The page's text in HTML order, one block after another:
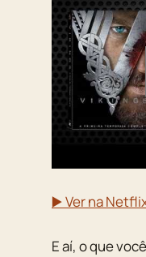
▶️ Ver na
E aí, o que